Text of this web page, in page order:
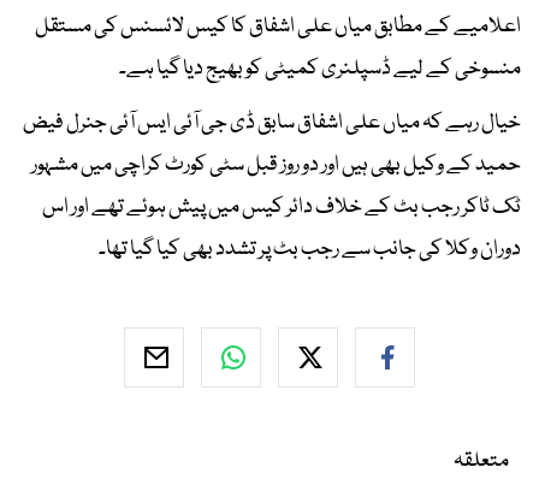
اعلامیے کے مطابق میاں علی اشفاق کا کیس لائسنس کی مستقل
منسوخی کے لیے ڈسپلنری کمیٹی کو بھیج دیا گیا ہے۔
خیال رہے کہ میاں علی اشفاق سابق ڈی جی آئی ایس آئی جنرل فیض
حمید کے وکیل بھی ہیں اور دو روز قبل سٹی کورٹ کراچی میں مشہور
ٹک ٹاکر رجب بٹ کے خلاف دائر کیس میں پیش ہوئے تھے اور اس
دوران وکلا کی جانب سے رجب بٹ پر تشدد بھی کیا گیا تھا۔
متعلقہ